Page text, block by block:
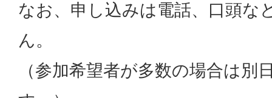
なお、申し込みは電話、口頭な
ん。
（参加希望者が多数の場合は別